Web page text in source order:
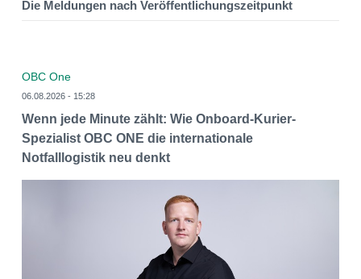
Die Meldungen nach Veröffentlichungszeitpunkt
OBC One
06.08.2026 - 15:28
Wenn jede Minute zählt: Wie Onboard-Kurier-
Spezialist OBC ONE die internationale
Notfalllogistik neu denkt